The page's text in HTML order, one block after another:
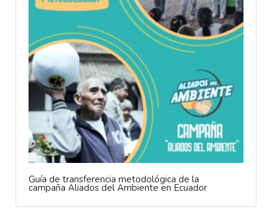
Guía de transferencia metodológica de la
campaña Aliados del Ambiente en Ecuador